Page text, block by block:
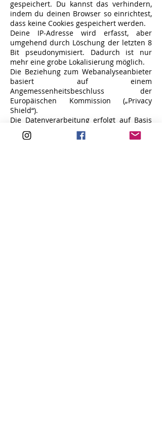
gespeichert. Du kannst das verhindern,
indem du deinen Browser so einrichtest,
dass keine Cookies gespeichert werden.
Deine IP-Adresse wird erfasst, aber
umgehend durch Löschung der letzten 8
Bit pseudonymisiert. Dadurch ist nur
mehr eine grobe Lokalisierung möglich.
Die Beziehung zum Webanalyseanbieter
basiert auf einem
Angemessenheitsbeschluss der
Europäischen Kommission („Privacy
Shield“).
Die Datenverarbeitung erfolgt auf Basis
der gesetzlichen Bestimmungen des § 96
Abs 3 TKG sowie des Art 6 Abs 1 lit a